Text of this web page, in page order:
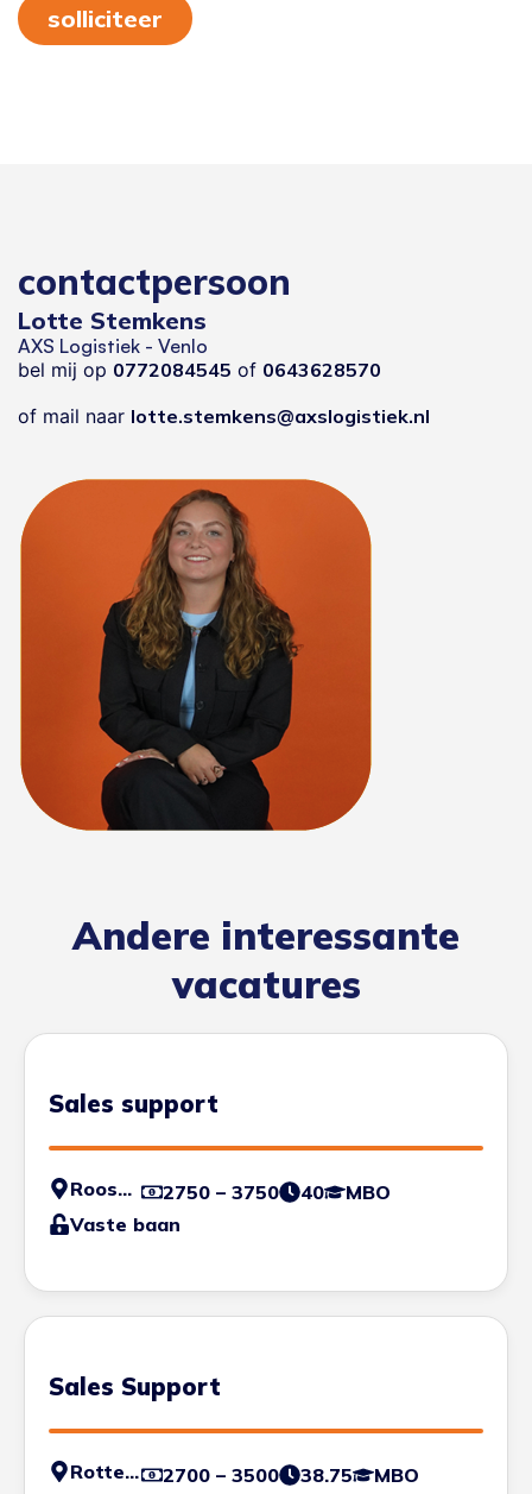
solliciteer
contactpersoon
Lotte Stemkens
AXS Logistiek - Venlo
bel mij op 0772084545 of 0643628570
of mail naar lotte.stemkens@axslogistiek.nl
Andere interessante
vacatures
Sales support
Roosendaal 2750 – 3750 40
MBO
Vaste baan
Sales Support
Rotterdam 2700 – 3500 38.75
MBO